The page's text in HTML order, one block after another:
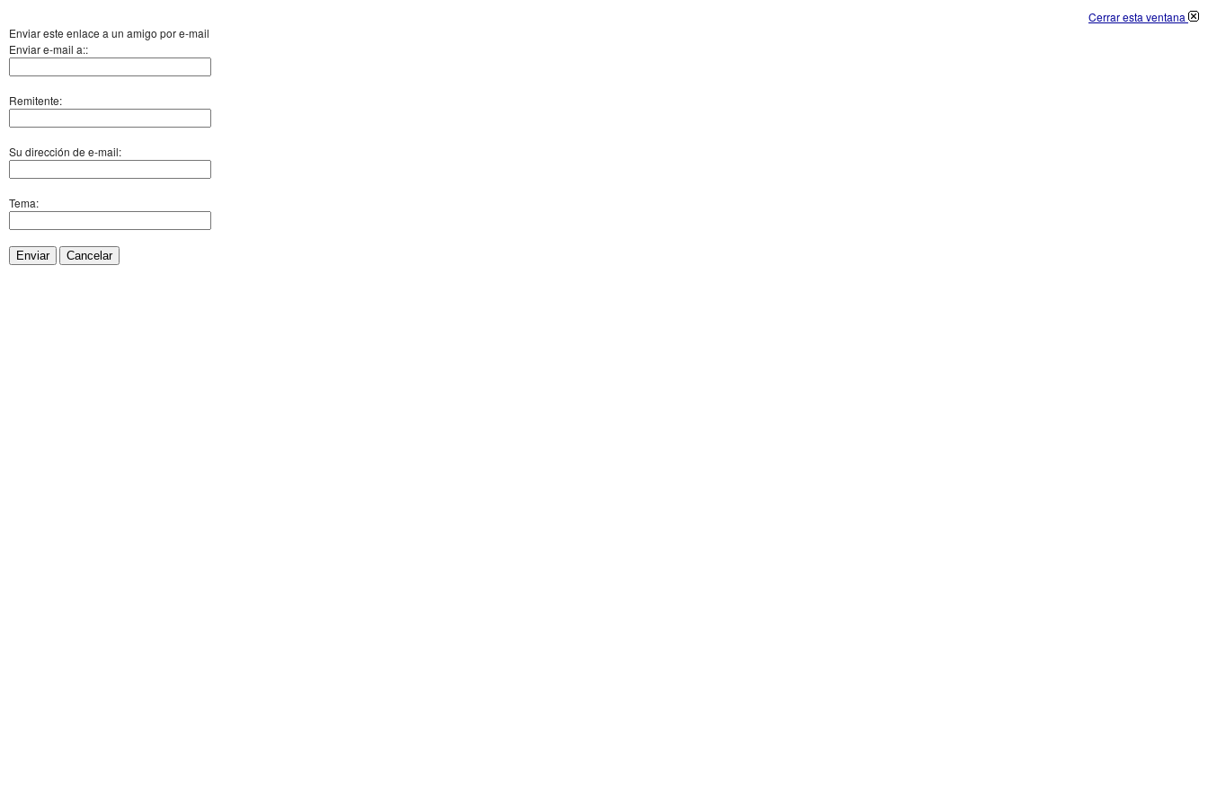
Cerrar esta ventana
Enviar este enlace a un amigo por e-mail
Enviar e-mail a::
Remitente:
Su dirección de e-mail:
Tema:
Enviar Cancelar